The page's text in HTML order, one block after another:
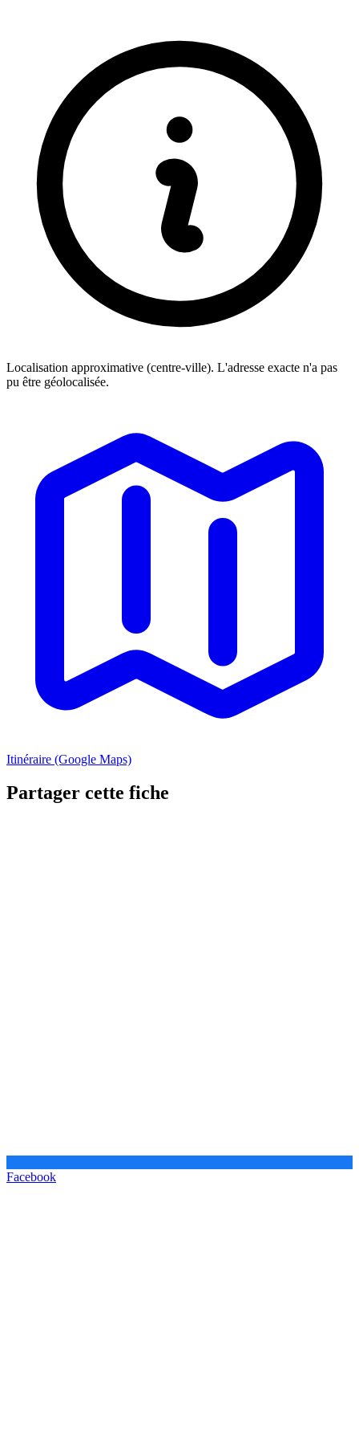
Localisation approximative (centre-ville). L'adresse exacte n'a pas
pu être géolocalisée.
Itinéraire (Google Maps)
Partager cette fiche
Facebook